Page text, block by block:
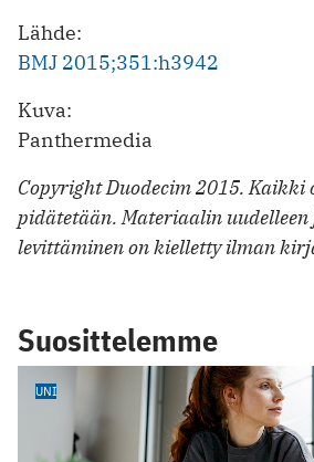
Lähde:
BMJ 2015;351:h3942
Kuva:
Panthermedia
Copyright Duodecim 2015. Kaikki
pidätetään. Materiaalin uudelleen
levittäminen on kielletty ilman
Suosittelemme
UNI